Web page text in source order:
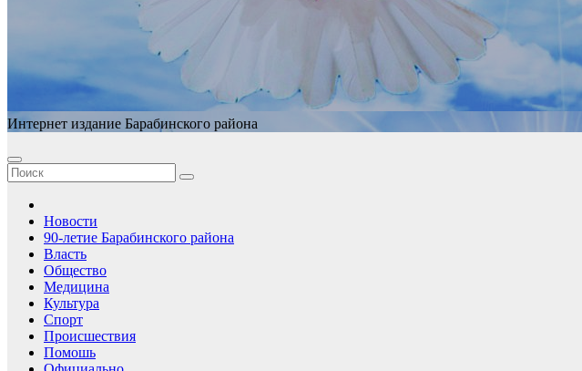
Интернет издание Барабинского района
Новости
90-летие Барабинского района
Власть
Общество
Медицина
Культура
Спорт
Происшествия
Помошь